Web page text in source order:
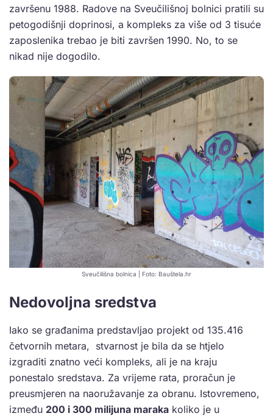
završenu 1988. Radove na Sveučilišnoj bolnici pratili su
petogodišnji doprinosi, a kompleks za više od 3 tisuće
zaposlenika trebao je biti završen 1990. No, to se
nikad nije dogodilo.
Sveučilišna bolnica | Foto: Bauštela.hr
Nedovoljna sredstva
Iako se građanima predstavljao projekt od 135.416
četvornih metara, stvarnost je bila da se htjelo
izgraditi znatno veći kompleks, ali je na kraju
ponestalo sredstava. Za vrijeme rata, proračun je
preusmjeren na naoružavanje za obranu. Istovremeno,
između 200 i 300 milijuna maraka koliko je u